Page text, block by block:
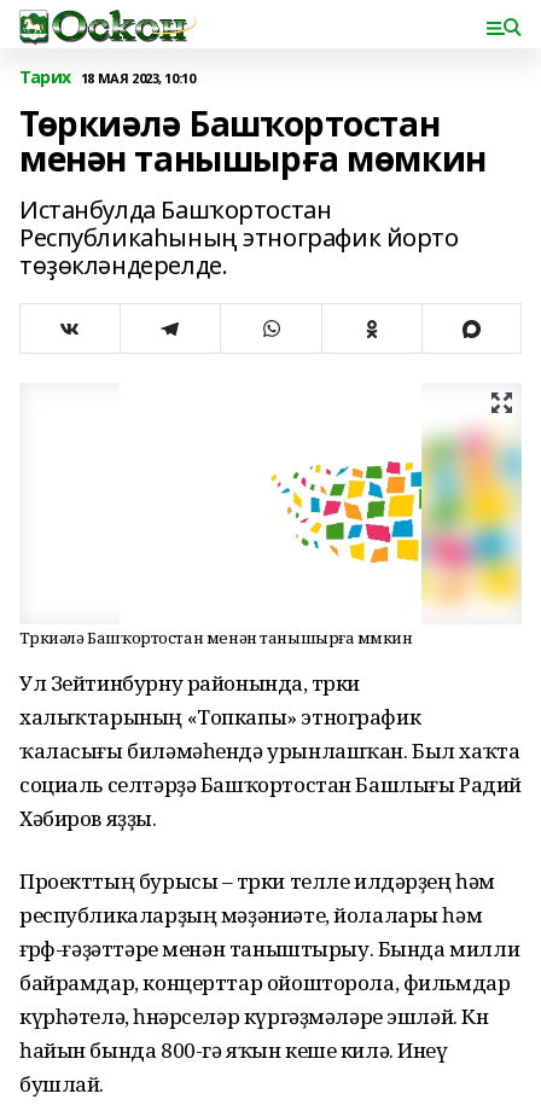
Тарих 18 МАЯ 2023, 10:10
Төркиәлә Башҡортостан
менән танышырға мөмкин
Истанбулда Башҡортостан
Республикаһының этнографик йорто
төҙөкләндерелде.
Төркиәлә Башҡортостан менән танышырға мөмкин
Ул Зейтинбурну районында, төрки
халыҡтарының «Топкапы» этнографик
ҡаласығы биләмәһендә урынлашҡан. Был хаҡта
социаль селтәрҙә Башҡортостан Башлығы Радий
Хәбиров яҙҙы.
Проекттың бурысы – төрки телле илдәрҙең һәм
республикаларҙың мәҙәниәте, йолалары һәм
ғөрөф-ғәҙәттәре менән таныштырыу. Бында милли
байрамдар, концерттар ойошторола, фильмдар
күрһәтелә, һөнәрселәр күргәҙмәләре эшләй. Көн
һайын бында 800-гә яҡын кеше килә. Инеү
бушлай.